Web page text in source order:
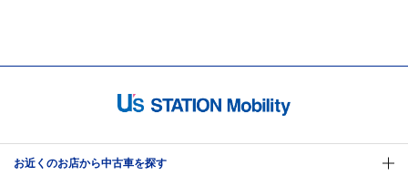
お近くのお店から中古車を探す